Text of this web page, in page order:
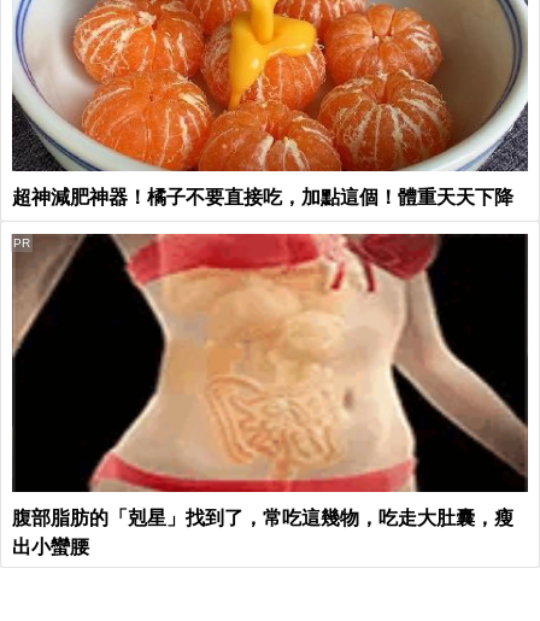
超神減肥神器！橘子不要直接吃，加點這個！體重天天下降
腹部脂肪的「剋星」找到了，常吃這幾物，吃走大肚囊，瘦
出小蠻腰
PR